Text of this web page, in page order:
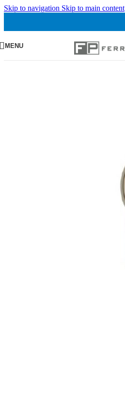
Skip to navigation Skip to main content
MENU